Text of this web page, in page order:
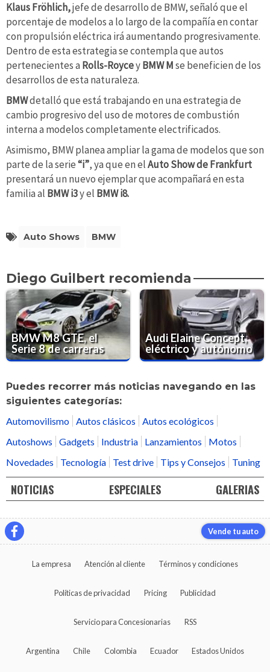
Klaus Fröhlich,jefe de desarrollo de BMW, señaló que el
porcentaje de modelos a lo largo de la compañía en contar
con propulsión eléctrica irá aumentando progresivamente.
Dentro de esta estrategia se contempla que autos
pertenecientes a Rolls-RoyceyBMW Mse beneficien de los
desarrollos de esta naturaleza.
BMWdetalló que está trabajando en una estrategia de
cambio progresivo del uso de motores de combustión
interna a modelos completamente electrificados.
Asimismo, BMW planea ampliar la gama de modelos que son
parte de la serie“i”, ya que en elAuto Show de Frankfurt
presentará un nuevo ejemplar que acompañará en esta
familia al BMW i3y el BMW i8.
Auto Shows BMW
Diego Guilbert recomienda
BMW M8 GTE, el
Serie 8 de carreras
Audi Elaine Concept,
eléctrico y autónomo
Puedes recorrer más noticias navegando en las
siguientes categorías:
Automovilismo Autos clásicos
Autos ecológicos
Autoshows
Gadgets Industria Lanzamientos
Motos
Novedades
Tecnología Test drive Tips y Consejos Tuning
NOTICIAS ESPECIALES GALERIAS
Vende tu auto
La empresa Atención al cliente Términos y condiciones
Políticas de privacidad Pricing Publicidad
Servicio para Concesionarias RSS
Argentina Chile Colombia Ecuador Estados Unidos